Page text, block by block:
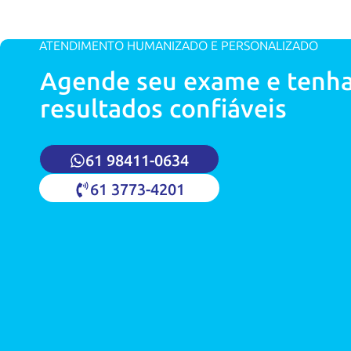
ATENDIMENTO HUMANIZADO E PERSONALIZADO
Agende seu exame e
resultados confiáveis
61 98411-0634
61 3773-4201